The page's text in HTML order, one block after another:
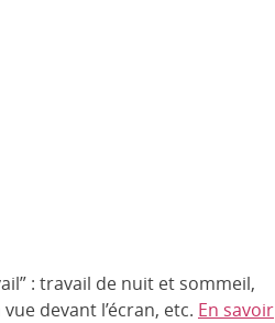
: travail de nuit et sommeil,
devant l’écran, etc. En savoir